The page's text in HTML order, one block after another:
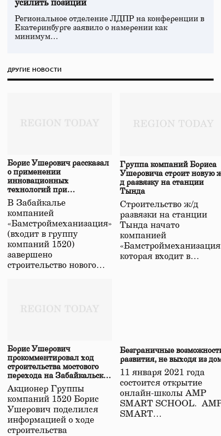
усилить позиции
Региональное отделение ЛДПР на конференции в
Екатеринбурге заявило о намерении как
минимум…
ДРУГИЕ НОВОСТИ
Борис Ушерович рассказал
о применении
инновационных
технологий при
строительстве нового моста
в Забайкалье
В Забайкалье
компанией
«Бамстроймеханизация»
(входит в группу
компаний 1520)
завершено
строительство нового…
Группа компаний Бориса
Ушеровича строит новую
д развязку на станции
Тында
Строительство ж/д
развязки на станции
Тында начато
компанией
которая входит в…
Борис Ушерович
прокомментировал ход
строительства мостового
перехода на Забайкальской
железной дороге
Акционер Группы
компаний 1520 Борис
Ушерович поделился
информацией о ходе
строительства
Безграничные
развития, не выходя из
11 января 2021 года
состоится открытие
онлайн-школы АМР
SMART SCHOOL.
SMART…